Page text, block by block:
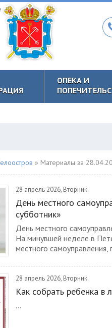
ОПЕКА И
» Материалы за
28 апрель 2026, Вторник
День местного
субботник»
День местного
На минувшей неделе в
местного
28 апрель 2026, Вторник
Как собрать ребенка в
...